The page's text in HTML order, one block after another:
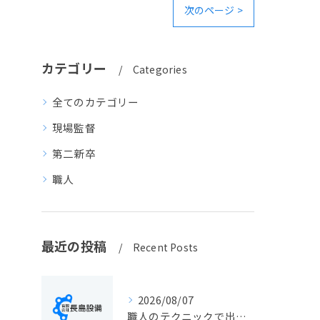
次のページ >
カテゴリー Categories
全てのカテゴリー
現場監督
第二新卒
職人
最近の投稿 Recent Posts
2026/08/07
職人のテクニックで出会う静岡県静岡市の伝統工芸と学びの魅力徹底解説